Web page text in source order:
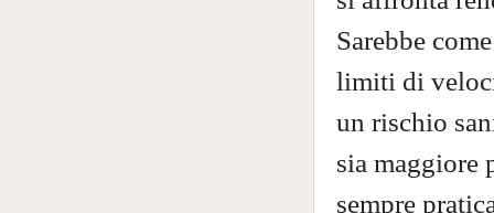
Sarebbe
limiti di
un rischio
sia maggiore
sempre